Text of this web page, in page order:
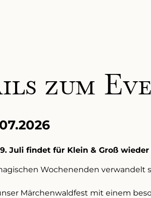
zum
19. Juli findet für Klein & Groß
Wochenenden verwandelt
Märchenwaldfest mit einem